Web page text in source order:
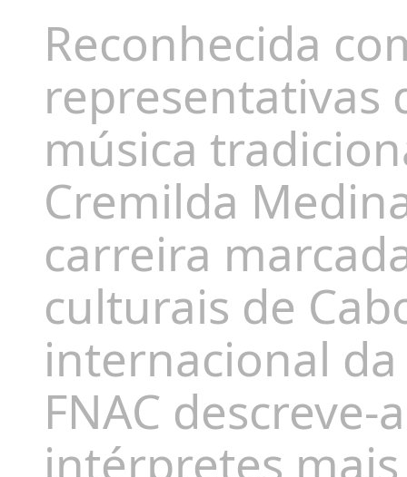
Reconhecida
representativas
música
Cremilda
carreira
culturais de
internacional
FNAC